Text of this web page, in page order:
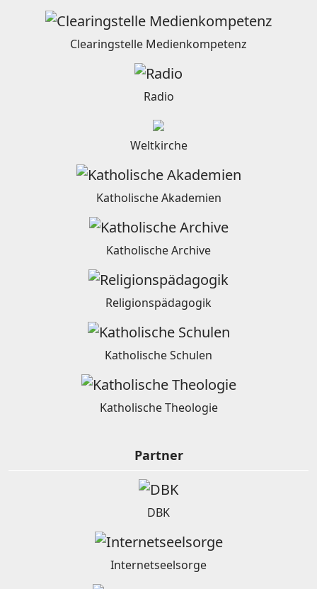
Clearingstelle Medienkompetenz
Radio
Weltkirche
Katholische Akademien
Katholische Archive
Religionspädagogik
Katholische Schulen
Katholische Theologie
Partner
DBK
Internetseelsorge